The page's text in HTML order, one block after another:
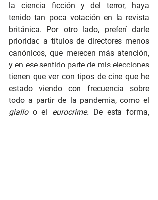
la ciencia ficción y del terror, haya
tenido tan poca votación en la revista
británica. Por otro lado, preferí darle
prioridad a títulos de directores menos
canónicos, que merecen más atención,
y en ese sentido parte de mis elecciones
tienen que ver con tipos de cine que he
estado viendo con frecuencia sobre
giallo o el eurocrime. De esta forma,